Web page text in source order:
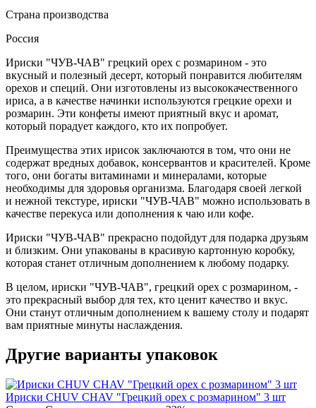
Страна производства
Россия
Ириски "ЧУВ-ЧАВ" грецкий орех с розмарином - это
вкусный и полезный десерт, который понравится любителям
орехов и специй. Они изготовлены из высококачественного
ириса, а в качестве начинки используются грецкие орехи и
розмарин. Эти конфеты имеют приятный вкус и аромат,
который порадует каждого, кто их попробует.
Преимущества этих ирисок заключаются в том, что они не
содержат вредных добавок, консервантов и красителей. Кроме
того, они богаты витаминами и минералами, которые
необходимы для здоровья организма. Благодаря своей легкой
и нежной текстуре, ириски "ЧУВ-ЧАВ" можно использовать в
качестве перекуса или дополнения к чаю или кофе.
Ириски "ЧУВ-ЧАВ" прекрасно подойдут для подарка друзьям
и близким. Они упакованы в красивую картонную коробку,
которая станет отличным дополнением к любому подарку.
В целом, ириски "ЧУВ-ЧАВ", грецкий орех с розмарином, -
это прекрасный выбор для тех, кто ценит качество и вкус.
Они станут отличным дополнением к вашему столу и подарят
вам приятные минуты наслаждения.
Другие варианты упаковок
Ириски CHUV CHAV "Грецкий орех с розмарином" 3 шт